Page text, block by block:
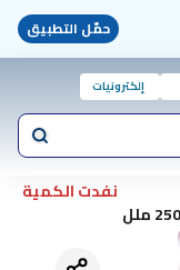
حمّل التطبيق
إلكترونيات
نفدت الكمية